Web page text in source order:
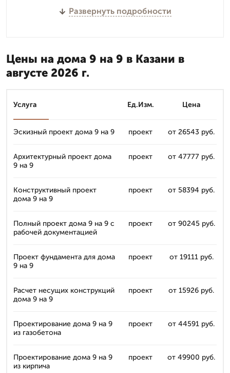
Развернуть подробности
Цены на дома 9 на 9 в Казани в
августе 2026 г.
Услуга Ед.Изм. Цена
Эскизный проект дома 9 на 9 проект от 26543 руб.
Архитектурный проект дома
9 на 9
проект от 47777 руб.
Конструктивный проект
дома 9 на 9
проект от 58394 руб.
Полный проект дома 9 на 9 с
рабочей документацией
проект от 90245 руб.
Проект фундамента для дома
9 на 9
проект от 19111 руб.
Расчет несущих конструкций
дома 9 на 9
проект от 15926 руб.
Проектирование дома 9 на 9
из газобетона
проект от 44591 руб.
Проектирование дома 9 на 9
из кирпича
проект от 49900 руб.